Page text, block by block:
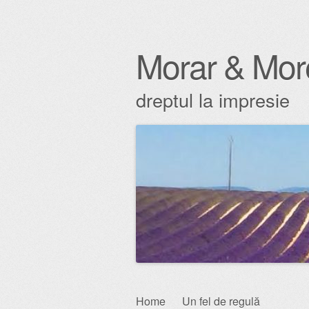
Morar &
dreptul la impresie
Skip
Home Un fel de regulă